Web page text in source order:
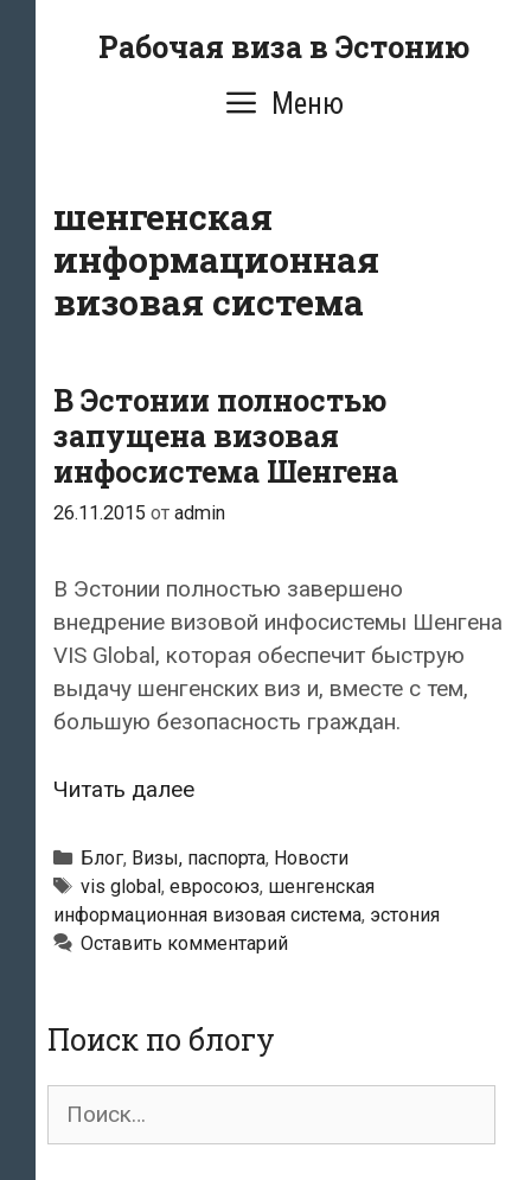
Рабочая виза в Эстонию
Меню
шенгенская
информационная
визовая система
В Эстонии полностью
запущена визовая
инфосистема Шенгена
26.11.2015 от admin
В Эстонии полностью завершено
внедрение визовой инфосистемы Шенгена
VIS Global, которая обеспечит быструю
выдачу шенгенских виз и, вместе с тем,
большую безопасность граждан.
Читать далееВ
полностью
запущена
визовая
инфосистема
Рубрики
Блог, Визы, паспорта, Новости
Метки
vis global, евросоюз, шенгенская
информационная визовая система, эстония
Оставить комментарий
Поиск по блогу
Поиск